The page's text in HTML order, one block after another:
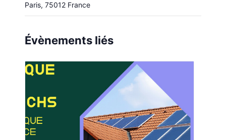
Paris, 75012 France
Évènements liés